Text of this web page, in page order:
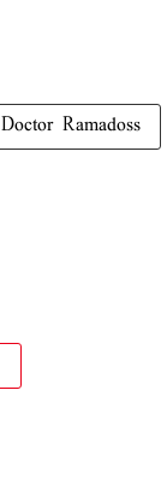
Doctor Ramadoss